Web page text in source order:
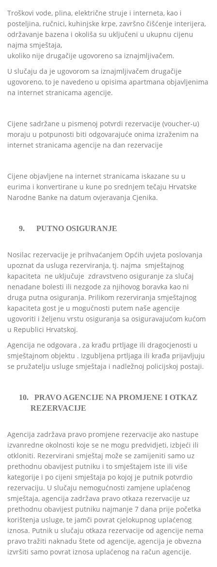
Troškovi vode, plina, električne struje i interneta, kao i
posteljina, ručnici, kuhinjske krpe, završno čišćenje interijera,
održavanje bazena i okoliša su uključeni u ukupnu cijenu
najma smještaja,
ukoliko nije drugačije ugovoreno sa iznajmljivačem.
U slučaju da je ugovorom sa iznajmljivačem drugačije
ugovoreno, to je navedeno u opisima apartmana objavljenima
na internet stranicama agencije.
Cijene sadržane u pismenoj potvrdi rezervacije (voucher-u)
moraju u potpunosti biti odgovarajuće onima izraženim na
internet stranicama agencije na dan rezervacije
Cijene objavljene na internet stranicama iskazane su u
eurima i konvertirane u kune po srednjem tečaju Hrvatske
Narodne Banke na datum ovjeravanja Cjenika.
9. PUTNO OSIGURANJE
Nosilac rezervacije je prihvaćanjem Općih uvjeta poslovanja
upoznat da usluga rezerviranja, tj. najma smještajnog
kapaciteta ne uključuje zdravstveno osiguranje za slučaj
nenadane bolesti ili nezgode za njihovog boravka kao ni
druga putna osiguranja. Prilikom rezerviranja smještajnog
kapaciteta gost je u mogućnosti putem naše agencije
ugovoriti i željenu vrstu osiguranja sa osiguravajućom kućom
u Republici Hrvatskoj.
Agencija ne odgovara , za krađu prtljage ili dragocjenosti u
smještajnom objektu . Izgubljena prtljaga ili krađa prijavljuju
se pružatelju usluge smještaja i nadležnoj policijskoj postaji.
10.
PRAVO AGENCIJE NA PROMJENE I OTKAZ
REZERVACIJE
Agencija zadržava pravo promjene rezervacije ako nastupe
izvanredne okolnosti koje se ne mogu predvidjeti, izbjeći ili
otkloniti. Rezervirani smještaj može se zamijeniti samo uz
prethodnu obavijest putniku i to smještajem iste ili više
kategorije i po cijeni smještaja po kojoj je putnik potvrdio
rezervaciju. U slučaju nemogućnosti zamjene uplaćenog
smještaja, agencija zadržava pravo otkaza rezervacije uz
prethodnu obavijest putniku najmanje 7 dana prije početka
korištenja usluge, te jamči povrat cjelokupnog uplaćenog
iznosa. Putnik u slučaju otkaza rezervacije od agencije nema
pravo tražiti naknadu štete od agencije, agencija je obvezna
izvršiti samo povrat iznosa uplaćenog na račun agencije.